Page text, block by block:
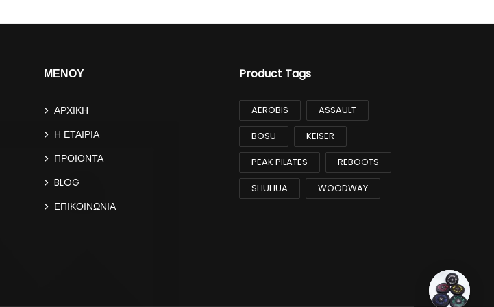
ΜΕΝΟΥ
ΑΡΧΙΚΗ
Η ΕΤΑΙΡΙΑ
ΠΡΟΙΟΝΤΑ
BLOG
ΕΠΙΚΟΙΝΩΝΙΑ
Product Tags
AEROBIS
ASSAULT
BOSU
KEISER
PEAK PILATES
REBOOTS
SHUHUA
WOODWAY